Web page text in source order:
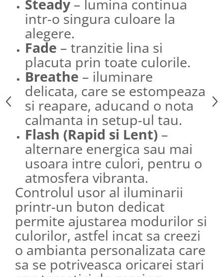
Steady– lumina continua
intr-o singura culoare la
alegere.
Fade – tranzitie lina si
placuta prin toate culorile.
Breathe – iluminare
delicata, care se estompeaza
si reapare, aducand o nota
calmanta in setup-ul tau.
Flash (Rapid si Lent) –
alternare energica sau mai
usoara intre culori, pentru o
atmosfera vibranta.
Controlul usor al iluminarii
printr-un buton dedicat
permite ajustarea modurilor si
culorilor, astfel incat sa creezi
o ambianta personalizata care
sa se potriveasca oricarei stari